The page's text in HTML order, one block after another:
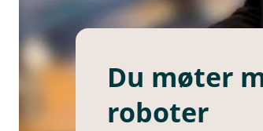
Du møter
roboter